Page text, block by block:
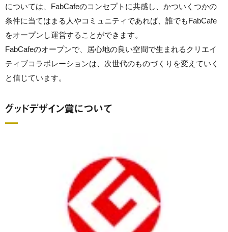
については、FabCafeのコンセプトに共感し、かついくつかの
条件に当てはまる人やコミュニティであれば、誰でもFabCafe
をオープンし運営することができます。
FabCafeのオープンで、居心地の良い空間で生まれるクリエイ
ティブコラボレーションは、次世代のものづくりを変えていく
と信じています。
グッドデザイン賞について